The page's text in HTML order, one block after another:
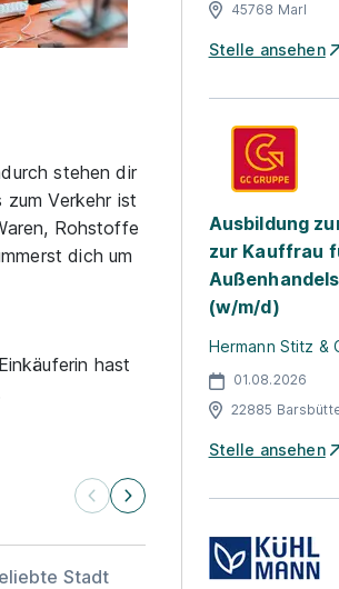
stehen dir
Verkehr ist
Rohstoffe
dich um
hast
Stadt
Beliebte
45768 Marl
Stelle ansehen
Ausbildung
zur Kauffrau
(w/m/d)
Hermann Stitz &
01.08.2026
22885
Stelle ansehen